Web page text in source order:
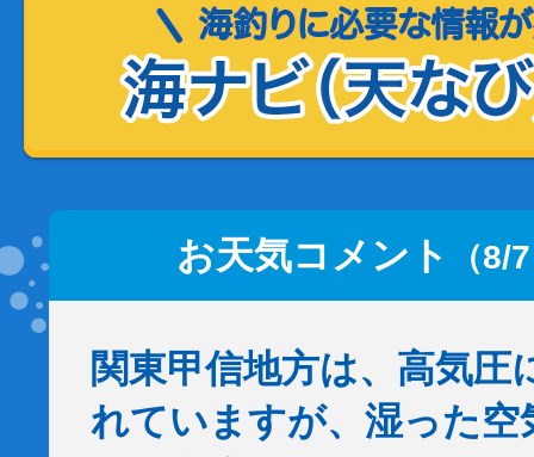
お天気コメント （8/
関東甲信地方は、高気圧
れていますが、湿った空